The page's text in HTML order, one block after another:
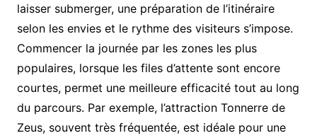
laisser submerger, une préparation de l’itinéraire
selon les envies et le rythme des visiteurs s’impose.
Commencer la journée par les zones les plus
populaires, lorsque les files d’attente sont encore
courtes, permet une meilleure efficacité tout au long
du parcours. Par exemple, l’attraction Tonnerre de
Zeus, souvent très fréquentée, est idéale pour une